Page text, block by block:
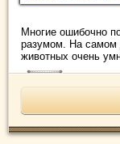
Многие ошибочно
разумом. На самом
животных очень